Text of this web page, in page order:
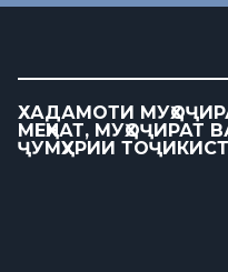
ХАДАМОТИ
МЕҲНАТ, МУҲОҶИРАТ
ҶУМҲУРИИ